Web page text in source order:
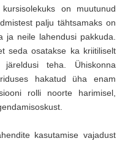
on muutunud
palju tähtsamaks on
ja neile lahendusi pakkuda.
seda osatakse ka kriitiliselt
teha. Ühiskonna
hakatud üha enam
rolli noorte harimisel,
kasutamise vajadust